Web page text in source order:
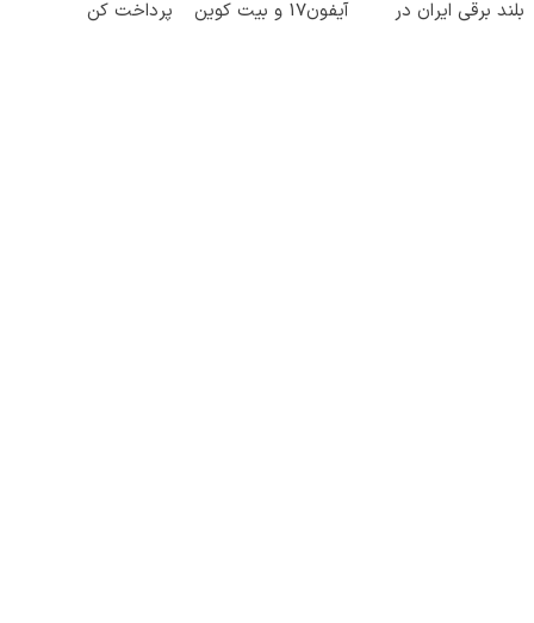
بلند برقی ایران در
آیفون17 و بیت کوین
پرداخت کن